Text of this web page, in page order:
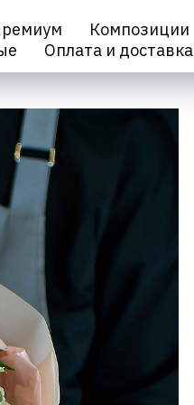
Композиции
Оплата и доставка